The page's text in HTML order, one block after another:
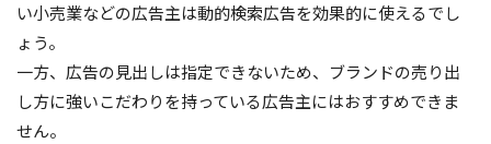
い小売業などの広告主は動的検索広告を効果的に使えるでし
ょう。
一方、広告の見出しは指定できないため、ブランドの売り出
し方に強いこだわりを持っている広告主にはおすすめできま
せん。